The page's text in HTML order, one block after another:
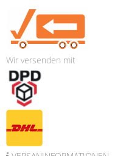
Wir versenden mit